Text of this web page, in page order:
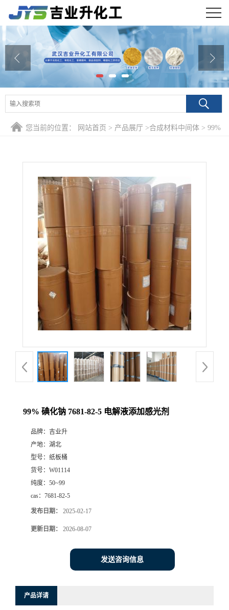
公司首页
公司介绍
产品展厅
证书荣誉
在线留言
您当前的位置： 网站首页 > 产品展厅 >合成材料中间体 > 99%
99% 碘化钠 7681-82-5 电解液添加感光剂
品牌： 吉业升
产地： 湖北
型号： 纸板桶
货号： W01114
纯度： 50~99
cas： 7681-82-5
发布日期： 2025-02-17
更新日期： 2026-08-07
发送咨询信息
产品详请